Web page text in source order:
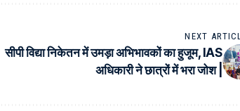
NEXT
सीपी विद्या निकेतन में उमड़ा अभिभावकों का हुजूम, IAS
अधिकारी ने छात्रों में भरा जोश |